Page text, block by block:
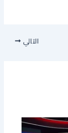
التالي